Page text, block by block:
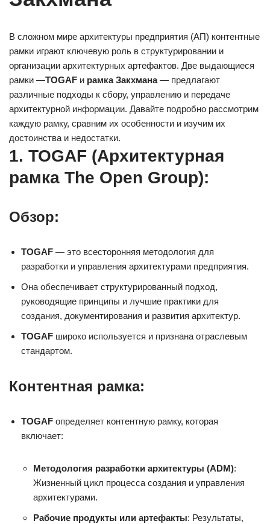
В сложном мире архитектуры предприятия (АП) контентные
рамки играют ключевую роль в структурировании и
организации архитектурных артефактов. Две выдающиеся
рамки —TOGAF и рамка Закхмана— предлагают
различные подходы к сбору, управлению и передаче
архитектурной информации. Давайте подробно рассмотрим
каждую рамку, сравним их особенности и изучим их
достоинства и недостатки.
1. TOGAF (Архитектурная
рамка The Open Group):
Обзор:
TOGAF — это всесторонняя методология для
разработки и управления архитектурами предприятия.
Она обеспечивает структурированный подход,
руководящие принципы и лучшие практики для
создания, документирования и развития архитектур.
TOGAF широко используется и признана отраслевым
стандартом.
Контентная рамка:
TOGAF определяет контентную рамку, которая
включает:
Методология разработки архитектуры (ADM):
Жизненный цикл процесса создания и управления
архитектурами.
Рабочие продукты или артефакты: Результаты,